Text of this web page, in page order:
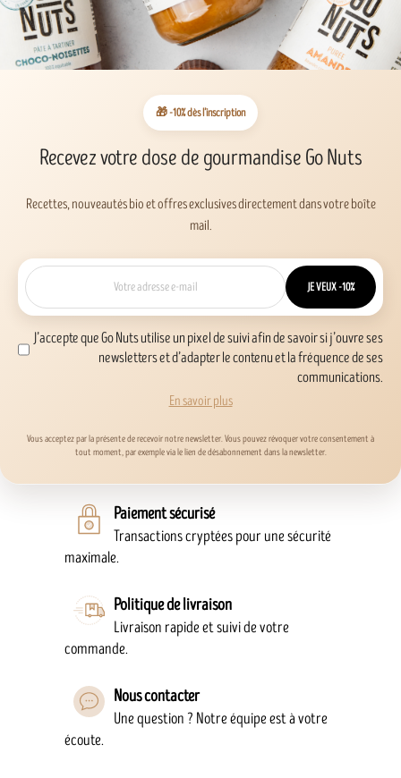
🎁 -10% dès l’inscription
Recevez votre dose de gourmandise Go Nuts
Recettes, nouveautés bio et offres exclusives directement dans votre boîte
mail.
JE VEUX -10%
J’accepte que Go Nuts utilise un pixel de suivi afin de savoir si j’ouvre ses
newsletters et d’adapter le contenu et la fréquence de ses
communications.
En savoir plus
Vous acceptez par la présente de recevoir notre newsletter. Vous pouvez révoquer votre consentement à
tout moment, par exemple via le lien de désabonnement dans la newsletter.
Paiement sécurisé
Transactions cryptées pour une sécurité
maximale.
Politique de livraison
Livraison rapide et suivi de votre
commande.
Nous contacter
Une question ? Notre équipe est à votre
écoute.